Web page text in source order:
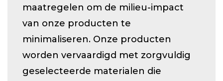
maatregelen om de milieu-impact
van onze producten te
minimaliseren. Onze producten
worden vervaardigd met zorgvuldig
geselecteerde materialen die